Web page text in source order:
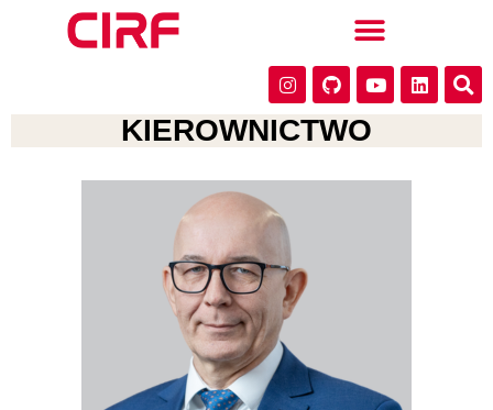
KIEROWNICTWO